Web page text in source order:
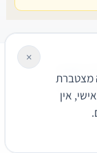
פרטיות
מצטברת
אין
×